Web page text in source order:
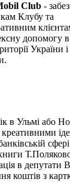
Club -
Клубу та
допомогу в
України і
в Ульмі або
креативними
сфері
в депутати
коштів з